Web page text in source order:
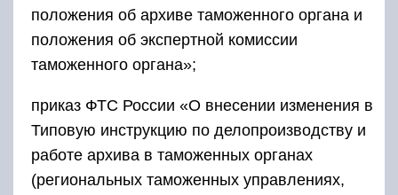
положения об архиве таможенного органа и
положения об экспертной комиссии
таможенного органа»;
приказ ФТС России «О внесении изменения в
Типовую инструкцию по делопроизводству и
работе архива в таможенных органах
(региональных таможенных управлениях,